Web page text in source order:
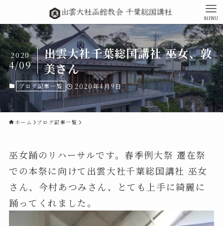
MENU
出雲大社千葉総国講社 巫女、敦
美さん
2020
4/09
ブログ記事一覧 2020年4月9日
ホーム ブログ記事一覧
巫女踊のリハーサルです。春季例大祭 遷在祭
での本祭に向けて出雲大社千葉総国講社 巫女
さん、今村あつみさん、とても上手に綺麗に
踊ってくれました。